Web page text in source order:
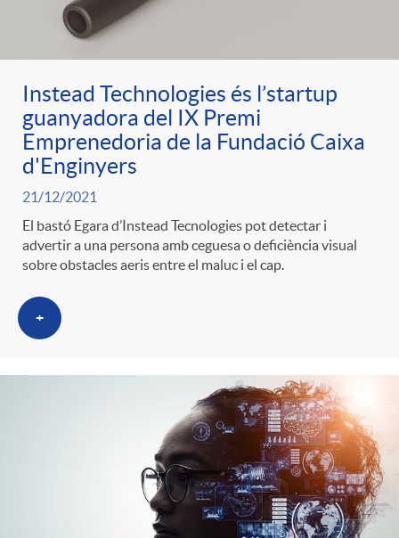
r
a
S
a
l
a
p
e
r
c
a
t
e
n
i
d
o
A
c
a
d
o
r
Instead Technologies és l’startup
guanyadora del IX Premi
Emprenedoria de la Fundació Caixa
d'Enginyers
21/12/2021
El bastó Egara d’Instead Tecnologies pot detectar i
advertir a una persona amb ceguesa o deficiència visual
sobre obstacles aeris entre el maluc i el cap.
+